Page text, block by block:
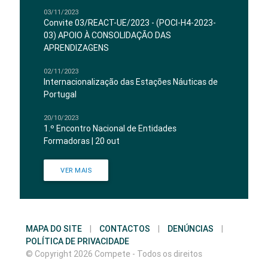
03/11/2023
Convite 03/REACT-UE/2023 - (POCI-H4-2023-
03) APOIO À CONSOLIDAÇÃO DAS
APRENDIZAGENS
02/11/2023
Internacionalização das Estações Náuticas de
Portugal
20/10/2023
1.º Encontro Nacional de Entidades
Formadoras | 20 out
VER MAIS
MAPA DO SITE | CONTACTOS | DENÚNCIAS
|
POLÍTICA DE PRIVACIDADE
© Copyright 2026 Compete - Todos os direitos